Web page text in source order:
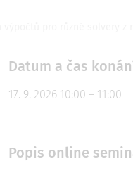
Datum a čas
17. 9. 2026 10:00 – 11:00
Popis online